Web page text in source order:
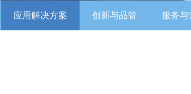
应用解决方案 创新与品管 服务与